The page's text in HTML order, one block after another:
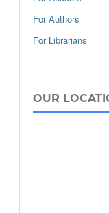
For Authors
For Librarians
OUR